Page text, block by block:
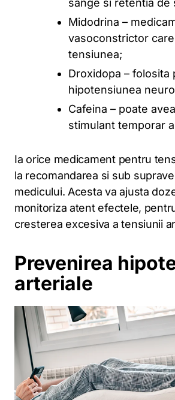
sange si retentia de
Midodrina –
vasoconstrictor
tensiunea;
Droxidopa – folosita
hipotensiunea
Cafeina – poate
stimulant temporar
Ia orice medicament pentru
la recomandarea si sub
medicului. Acesta va ajusta
monitoriza atent efectele,
cresterea excesiva a tensiunii
Prevenirea
arteriale